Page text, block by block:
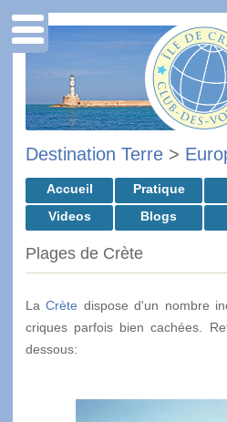
Destination Terre >
Accueil Pratique
Videos
Blogs
Plages de Crète
LaCrète dispose d'un nombre
criques parfois bien cachées.
dessous: